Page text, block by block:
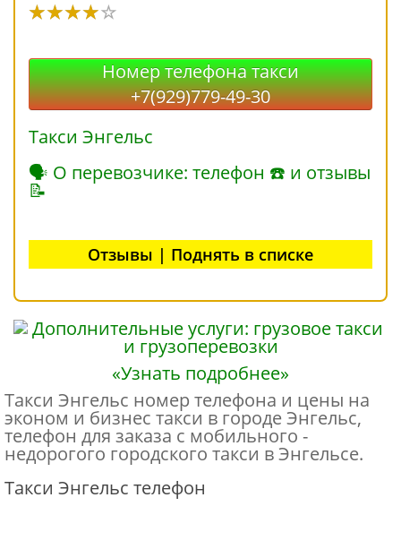
Номер телефона такси
+7(929)779-49-30
Такси Энгельс
🗣 О перевозчике: телефон ☎ и отзывы
📝
Отзывы | Поднять в списке
«Узнать подробнее»
Такси Энгельс номер телефона и цены на
эконом и бизнес такси в городе Энгельс,
телефон для заказа с мобильного -
недорогого городского такси в Энгельсе.
Такси Энгельс телефон